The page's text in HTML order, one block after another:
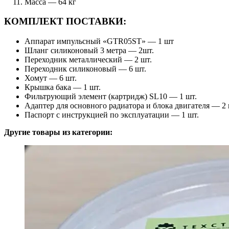
КОМПЛЕКТ ПОСТАВКИ:
Аппарат импульсный «GTR05ST» — 1 шт
Шланг силиконовый 3 метра — 2шт.
Переходник металлический — 2 шт.
Переходник силиконовый — 6 шт.
Хомут — 6 шт.
Крышка бака — 1 шт.
Фильтрующий элемент (картридж) SL10 — 1 шт.
Адаптер для основного радиатора и блока двигателя — 2
Паспорт с инструкцией по эксплуатации — 1 шт.
Другие товары из категории: